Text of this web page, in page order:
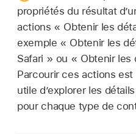
propriétés du résultat
actions « Obtenir les
exemple « Obtenir les
Safari » ou « Obtenir les
Parcourir ces actions
utile d’explorer les
pour chaque type de